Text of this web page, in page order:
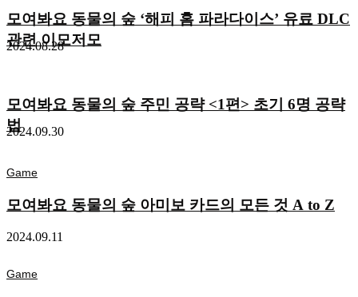
모여봐요 동물의 숲 ‘해피 홈 파라다이스’ 유료 DLC
관련 이모저모
2024.08.28
모여봐요 동물의 숲 주민 공략 <1편> 초기 6명 공략
법
2024.09.30
Game
모여봐요 동물의 숲 아미보 카드의 모든 것 A to Z
2024.09.11
Game